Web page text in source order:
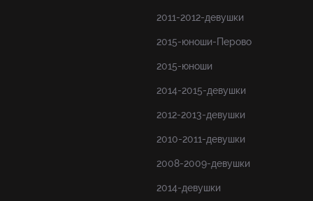
2011-2012-девушки
2015-юноши-Перово
2015-юноши
2014-2015-девушки
2012-2013-девушки
2010-2011-девушки
2008-2009-девушки
2014-девушки